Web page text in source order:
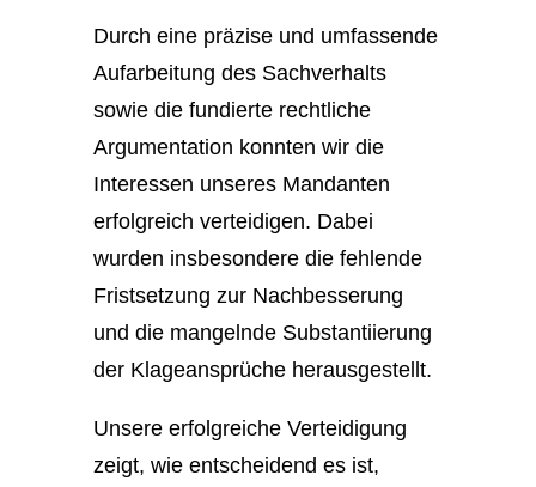
Durch eine präzise und umfassende
Aufarbeitung des Sachverhalts
sowie die fundierte rechtliche
Argumentation konnten wir die
Interessen unseres Mandanten
erfolgreich verteidigen. Dabei
wurden insbesondere die fehlende
Fristsetzung zur Nachbesserung
und die mangelnde Substantiierung
der Klageansprüche herausgestellt.
Unsere erfolgreiche Verteidigung
zeigt, wie entscheidend es ist,